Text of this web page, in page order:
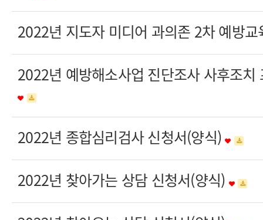
2022년 지도자 미디어 과의존 2차 예방
2022년 예방해소사업 진단조사 사후조
2022년 종합심리검사 신청서(양식)
2022년 찾아가는 상담 신청서(양식)